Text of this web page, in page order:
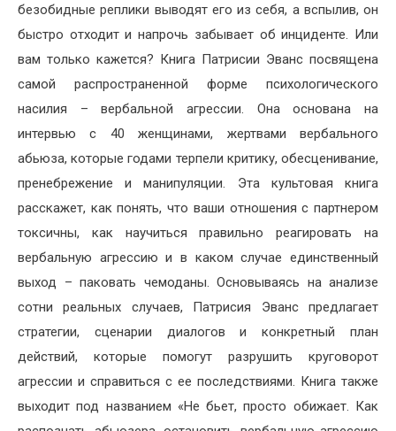
безобидные реплики выводят его из себя, а вспылив, он
быстро отходит и напрочь забывает об инциденте. Или
вам только кажется? Книга Патрисии Эванс посвящена
самой распространенной форме психологического
насилия – вербальной агрессии. Она основана на
интервью с 40 женщинами, жертвами вербального
абьюза, которые годами терпели критику, обесценивание,
пренебрежение и манипуляции. Эта культовая книга
расскажет, как понять, что ваши отношения с партнером
токсичны, как научиться правильно реагировать на
вербальную агрессию и в каком случае единственный
выход – паковать чемоданы. Основываясь на анализе
сотни реальных случаев, Патрисия Эванс предлагает
стратегии, сценарии диалогов и конкретный план
действий, которые помогут разрушить круговорот
агрессии и справиться с ее последствиями. Книга также
выходит под названием «Не бьет, просто обижает. Как